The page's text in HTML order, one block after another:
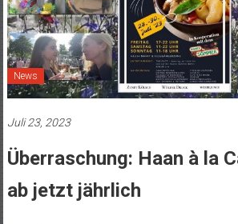
News
Juli 23, 2023
Überraschung: Haan à la
ab jetzt jährlich